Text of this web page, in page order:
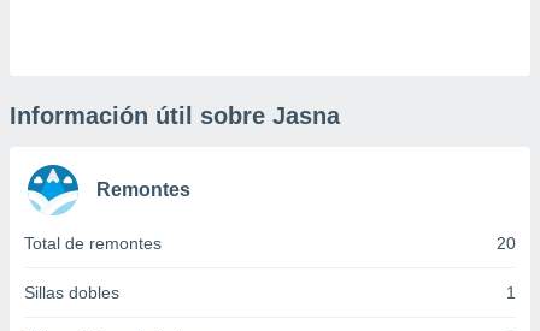
únicos
similares
como
Información útil sobre Jasna
Remontes
Total de remontes 20
Sillas dobles 1